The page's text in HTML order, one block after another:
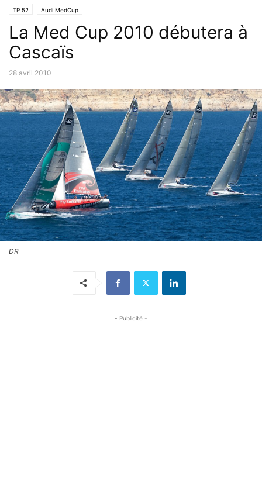
TP 52 Audi MedCup
La Med Cup 2010 débutera à
Cascaïs
28 avril 2010
DR
- Publicité -